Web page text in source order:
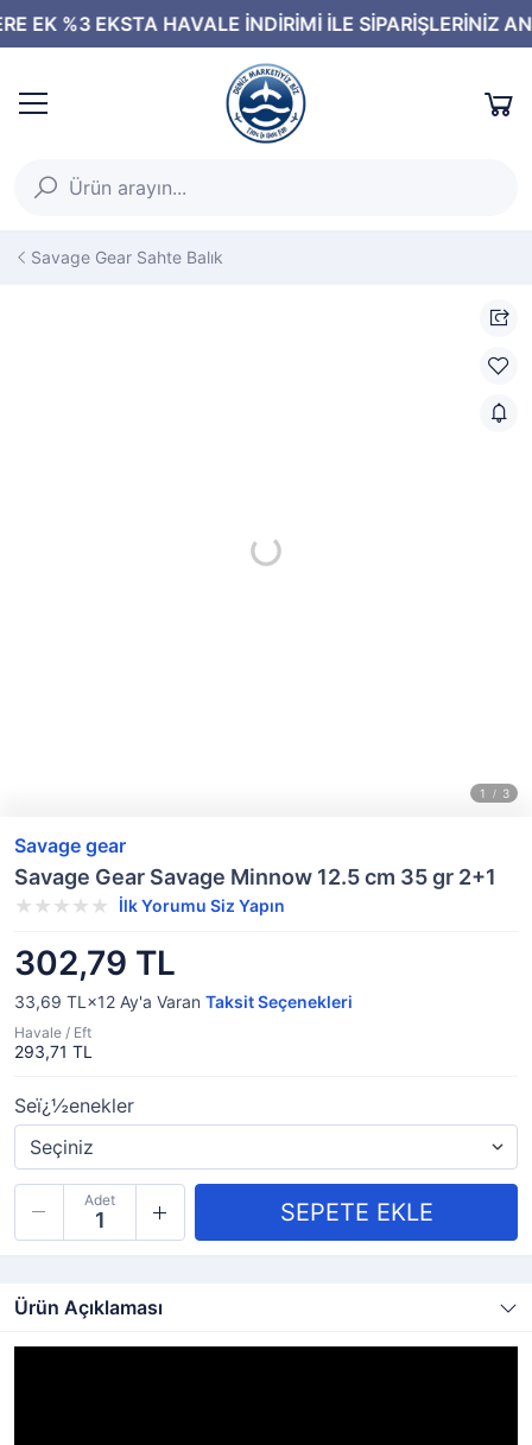
Savage Gear Sahte Balık
Savage gear
Savage Gear Savage Minnow 12.5 cm 35 gr 2+1
İlk Yorumu Siz Yapın
302,79 TL
33,69 TL×12 Ay'a Varan Taksit Seçenekleri
Havale / Eft
293,71 TL
Seï¿½enekler
Adet
Ürün Açıklaması